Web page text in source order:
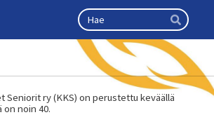
Haku
Hae
senioriliitto
Seniorit ry (KKS) on perustettu keväällä
on noin 40.